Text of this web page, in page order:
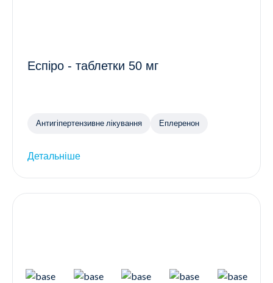
Еспіро - таблетки 50 мг
Антигіпертензивне лікування Еплеренон
Детальніше